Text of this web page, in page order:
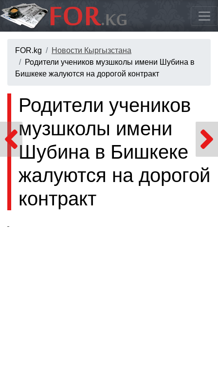
FOR.kg
Новости Кыргызстана
Родители учеников музшколы имени Шубина в
Бишкеке жалуются на дорогой контракт
Родители учеников
музшколы имени
Шубина в Бишкеке
жалуются на дорогой
контракт